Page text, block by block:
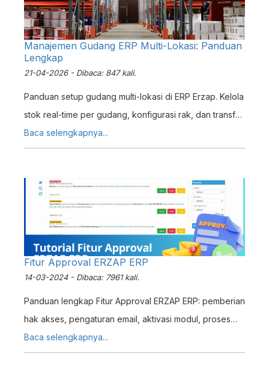
Manajemen Gudang ERP Multi-Lokasi: Panduan
Lengkap
21-04-2026 - Dibaca: 847 kali.
Panduan setup gudang multi-lokasi di ERP Erzap. Kelola
stok real-time per gudang, konfigurasi rak, dan transfer
antar-lokasi untuk bisnis multi-cabang Indonesia.
Baca selengkapnya...
Fitur Approval ERZAP ERP
14-03-2024 - Dibaca: 7961 kali.
Panduan lengkap Fitur Approval ERZAP ERP: pemberian
hak akses, pengaturan email, aktivasi modul, proses
persetujuan, dan notifikasi approval.
Baca selengkapnya...